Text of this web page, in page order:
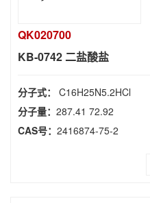
QK020700
KB-0742 二盐酸盐
分子式： C16H25N5.2HCl
分子量： 287.41 72.92
CAS号： 2416874-75-2